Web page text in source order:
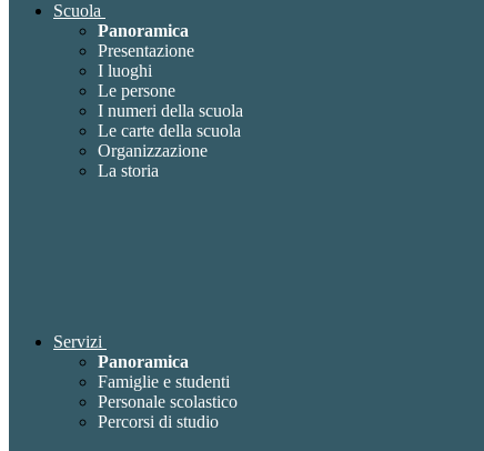
Scuola
Panoramica
Presentazione
I luoghi
Le persone
I numeri della scuola
Le carte della scuola
Organizzazione
La storia
Servizi
Panoramica
Famiglie e studenti
Personale scolastico
Percorsi di studio